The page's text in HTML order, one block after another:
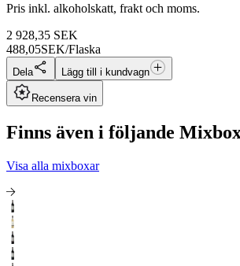
Pris inkl. alkoholskatt, frakt och moms.
2 928,35 SEK
488,05SEK/Flaska
Dela Lägg till i kundvagn
Recensera vin
Finns även i följande
Visa alla mixboxar